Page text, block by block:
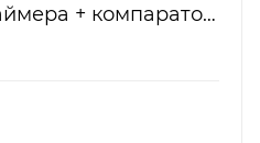
+ компаратор
интерфейс ICSP